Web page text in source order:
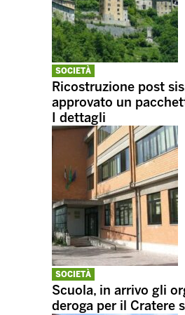
SOCIETÀ
Ricostruzione post
approvato un
I dettagli
SOCIETÀ
Scuola, in arrivo gli
deroga per il Cratere